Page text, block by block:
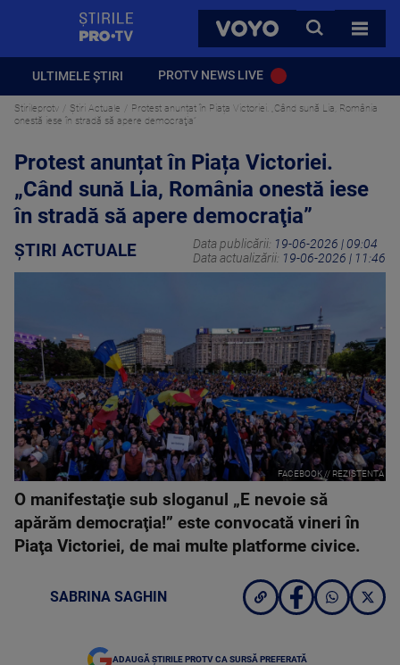
VOYO
CAUTA
TOATE
ULTIMELE ȘTIRI PROTV NEWS LIVE
Stirileprotv Știri Actuale
Protest anunțat în Piața Victoriei. „Când sună Lia, România
onestă iese în stradă să apere democraţia”
Protest anunțat în Piața Victoriei.
„Când sună Lia, România onestă iese
în stradă să apere democraţia”
ȘTIRI ACTUALE Data publicării: 19-06-2026 | 09:04
Data actualizării: 19-06-2026 | 11:46
FACEBOOK // REZISTENTA
O manifestaţie sub sloganul „E nevoie să
apărăm democraţia!” este convocată vineri în
Piaţa Victoriei, de mai multe platforme civice.
SABRINA SAGHIN
ADAUGĂ ȘTIRILE PROTV CA SURSĂ PREFERATĂ